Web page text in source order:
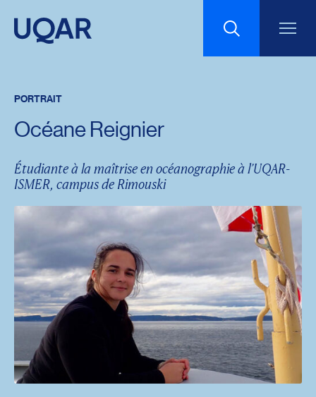
Interlignage du texte
Réinitialiser les paramètres
PORTRAIT
Océane Reignier
Étudiante à la maîtrise en océanographie à l’UQAR-
ISMER, campus de Rimouski